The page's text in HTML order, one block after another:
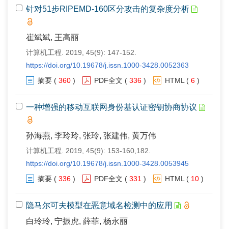
针对51步RIPEMD-160区分攻击的复杂度分析
崔斌斌, 王高丽
计算机工程. 2019, 45(9): 147-152.
https://doi.org/10.19678/j.issn.1000-3428.0052363
摘要 ( 360 ) PDF全文 ( 336 ) HTML ( 6 )
一种增强的移动互联网身份基认证密钥协商协议
孙海燕, 李玲玲, 张玲, 张建伟, 黄万伟
计算机工程. 2019, 45(9): 153-160,182.
https://doi.org/10.19678/j.issn.1000-3428.0053945
摘要 ( 336 ) PDF全文 ( 331 ) HTML ( 10 )
隐马尔可夫模型在恶意域名检测中的应用
白玲玲, 宁振虎, 薛菲, 杨永丽